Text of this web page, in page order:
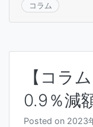
コラム
【コラ
0.9％減
Posted on 2023